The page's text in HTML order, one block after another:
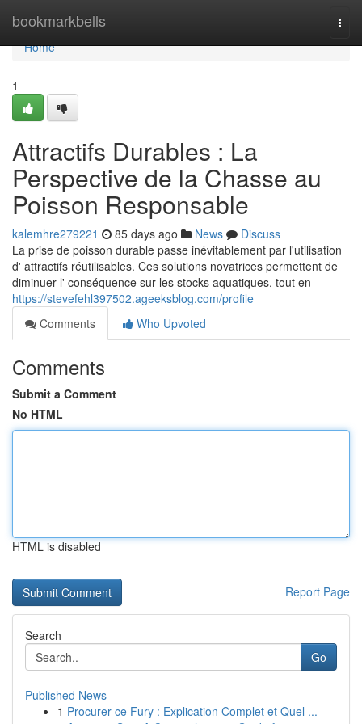
bookmarkbells
Home
Home
1
Attractifs Durables : La
Perspective de la Chasse au
Poisson Responsable
kalemhre279221 85 days ago News
Discuss
La prise de poisson durable passe inévitablement par l'utilisation
d' attractifs réutilisables. Ces solutions novatrices permettent de
diminuer l' conséquence sur les stocks aquatiques, tout en
https://stevefehl397502.ageeksblog.com/profile
Comments
Who Upvoted
Comments
Submit a Comment
No HTML
HTML is disabled
Report Page
Search
Go
Published News
1 Procurer ce Fury : Explication Complet et Quel ...